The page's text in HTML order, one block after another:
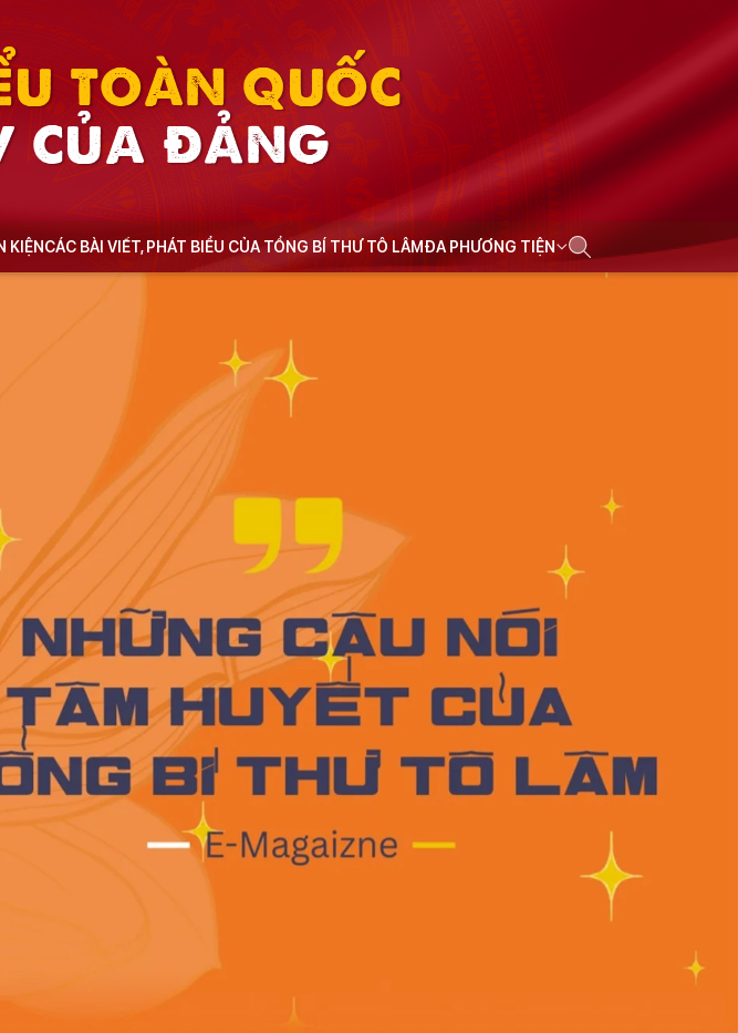
TOÀN QUỐC
CỦA ĐẢNG
KIỆNCÁC BÀI VIẾT, PHÁT BIỂU CỦA TỔNG BÍ THƯ TÔ LÂMĐA PHƯƠNG TIỆN